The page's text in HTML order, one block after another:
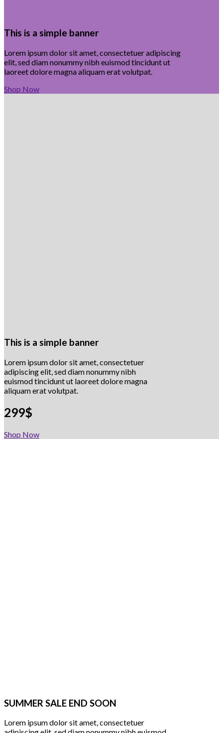
This is a simple banner
Lorem ipsum dolor sit amet, consectetuer adipiscing
elit, sed diam nonummy nibh euismod tincidunt ut
laoreet dolore magna aliquam erat volutpat.
Shop Now
This is a simple banner
Lorem ipsum dolor sit amet, consectetuer
adipiscing elit, sed diam nonummy nibh
euismod tincidunt ut laoreet dolore magna
aliquam erat volutpat.
299$
Shop Now
SUMMER SALE END SOON
Lorem ipsum dolor sit amet, consectetuer